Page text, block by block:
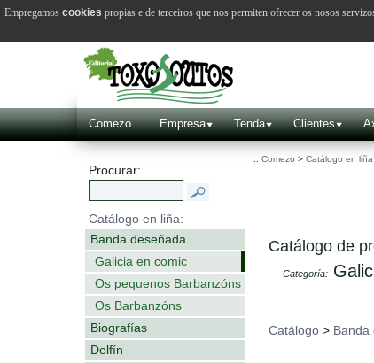
Comezo Empresa Tenda Clientes
Procurar:
Catálogo en liña:
Banda deseñada
Galicia en comic
Os pequenos Barbanzóns
Os Barbanzóns
Biografías
Delfín
:: Comezo > Catálogo en liña
Catálogo de
Categoría:
Catálogo > Banda
Empregamos cookies propias e de terceiros que nos permiten ofrecer os nosos